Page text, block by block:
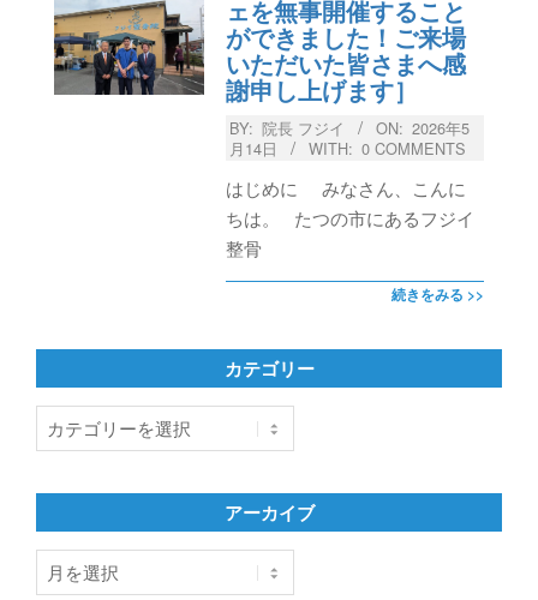
ェを無事開催すること
ができました！ご来場
いただいた皆さまへ感
謝申し上げます］
BY: 院長 フジイ ON: 2026年5
月14日
WITH: 0 COMMENTS
はじめに みなさん、こんに
ちは。 たつの市にあるフジイ
整骨
続きをみる >>
カテゴリー
テ
リ
アーカイブ
ア
ー